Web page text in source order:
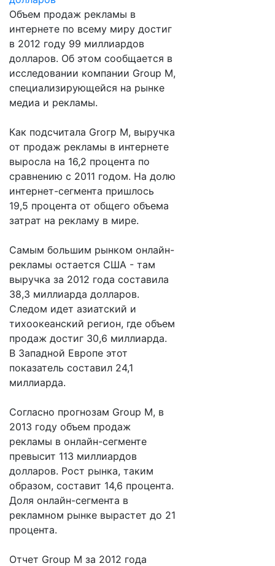
Объем продаж рекламы в
интернете по всему миру достиг
в 2012 году 99 миллиардов
долларов. Об этом сообщается в
исследовании компании Group M,
специализирующейся на рынке
медиа и рекламы.
Как подсчитала Groгp M, выручка
от продаж рекламы в интернете
выросла на 16,2 процента по
сравнению с 2011 годом. На долю
интернет-сегмента пришлось
19,5 процента от общего объема
затрат на рекламу в мире.
Самым большим рынком онлайн-
рекламы остается США - там
выручка за 2012 года составила
38,3 миллиарда долларов.
Следом идет азиатский и
тихоокеанский регион, где объем
продаж достиг 30,6 миллиарда.
В Западной Европе этот
показатель составил 24,1
миллиарда.
Согласно прогнозам Group M, в
2013 году объем продаж
рекламы в онлайн-сегменте
превысит 113 миллиардов
долларов. Рост рынка, таким
образом, составит 14,6 процента.
Доля онлайн-сегмента в
рекламном рынке вырастет до 21
процента.
Отчет Group M за 2012 года